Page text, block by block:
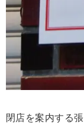
閉店を案内する